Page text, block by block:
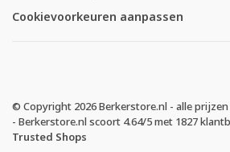
Cookievoorkeuren aanpassen
© Copyright 2026 Berkerstore.nl - alle
- Berkerstore.nl scoort 4.64/5met 1827
Trusted Shops